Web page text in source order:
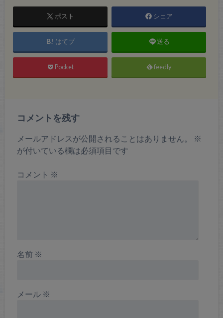
ポスト シェア
はてブ 送る
Pocket feedly
コメントを残す
メールアドレスが公開されることはありません。
※
が付いている欄は必須項目です
コメント ※
名前 ※
メール ※